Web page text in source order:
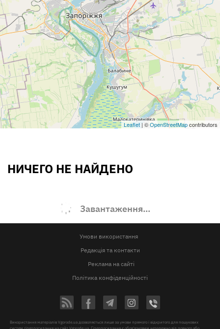
Leaflet | ©OpenStreetMapcontributors
НИЧЕГО НЕ НАЙДЕНО
Завантаження...
Умови використання
Редакція та контакти
Реклама на сайті
Політика конфіденційності
Використання матеріалів Vgorode.ua дозволяється лише за умови прямого і відкритого для пошукових
систем гіперпосилання на сайт Vgorode.ua. Гіперпосилання є обов'язковим незалежно від повного або